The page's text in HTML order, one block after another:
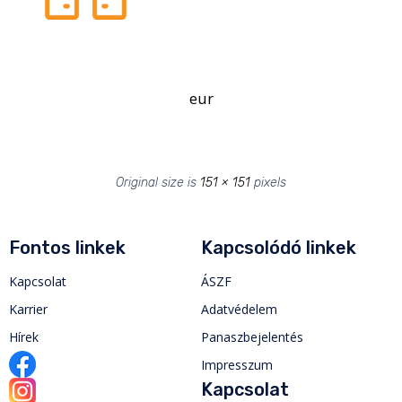
eur
Original size is 151 × 151 pixels
Fontos linkek
Kapcsolat
Karrier
Hírek
Kapcsolódó linkek
ÁSZF
Adatvédelem
Panaszbejelentés
Impresszum
Kapcsolat